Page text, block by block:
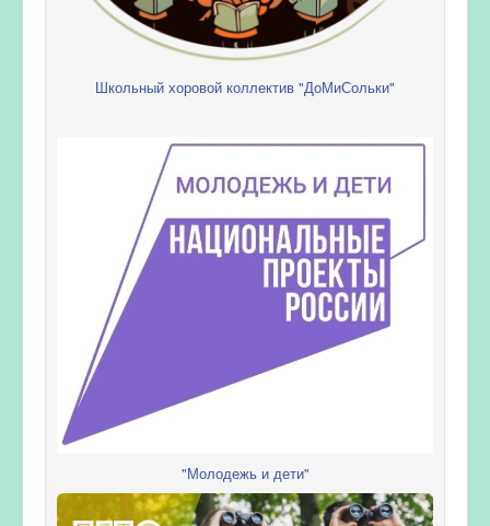
Школьный хоровой коллектив "ДоМиСольки"
"Молодежь и дети"